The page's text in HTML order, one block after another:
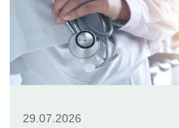
29.07.2026